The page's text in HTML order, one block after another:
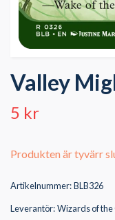
Valley
5 kr
Produkten är tyvärr
Artikelnummer:BLB326
Leverantör:Wizards of the